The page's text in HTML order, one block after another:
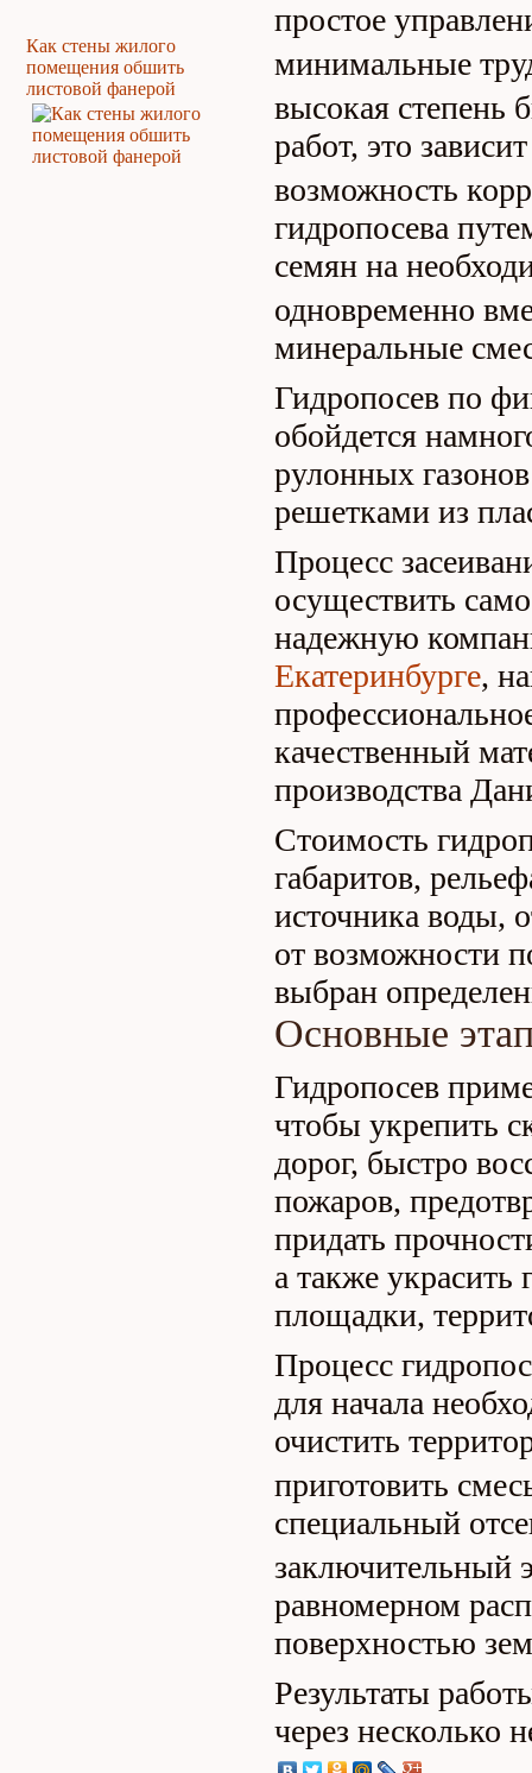
Как стены жилого
помещения обшить
листовой фанерой
простое
минимальные
высокая степень
работ, это
возможность
гидропосева
семян на
одновременно
минеральные
Гидропосев по
обойдется
рулонных
решетками из
Процесс
осуществить
надежную
Екатеринбурге,
качественный
производства
Стоимость
габаритов,
источника воды,
от возможности
выбран
Основные
Гидропосев
чтобы укрепить
дорог, быстро
пожаров,
придать
а также украсить
площадки,
Процесс
для начала
очистить
приготовить
специальный
заключительный
равномерном
поверхностью
Результаты
через несколько